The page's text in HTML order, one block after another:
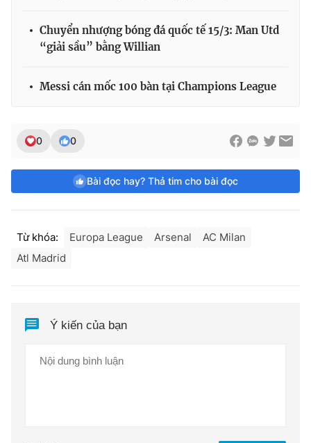
Chuyển nhượng bóng đá quốc tế 15/3: Man Utd
“giải sầu” bằng Willian
Messi cán mốc 100 bàn tại Champions League
0 0
Bài đọc hay? Thả tim cho bài đọc
Từ khóa: Europa League Arsenal
AC Milan
Atl Madrid
Ý kiến của bạn